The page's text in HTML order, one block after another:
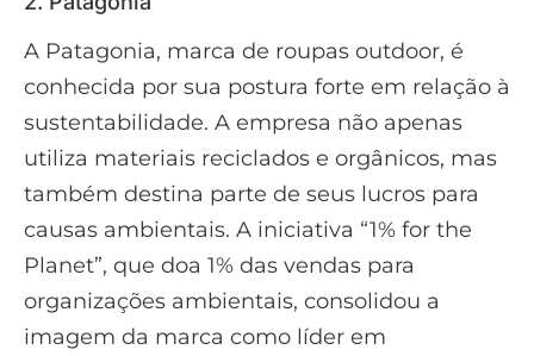
A Patagonia, marca de roupas outdoor, é
conhecida por sua postura forte em relação à
sustentabilidade. A empresa não apenas
utiliza materiais reciclados e orgânicos, mas
também destina parte de seus lucros para
causas ambientais. A iniciativa “1% for the
Planet”, que doa 1% das vendas para
organizações ambientais, consolidou a
imagem da marca como líder em